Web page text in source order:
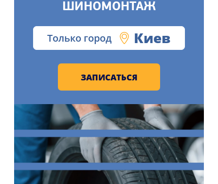
ШИНОМОНТАЖ
Только город Киев
ЗАПИСАТЬСЯ